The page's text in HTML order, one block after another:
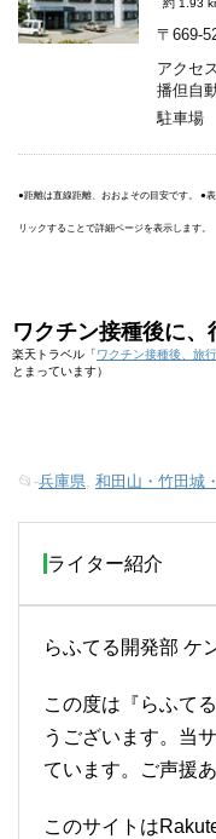
約 1.93
〒669-
アクセ
播但自
駐車場
●距離は直線距離、おおよその目安です。 ●
リックすることで詳細ページを表示します。
ワクチン接種後に
楽天トラベル「ワクチン接種後、旅
とまっています）
📂-兵庫県, 和田山・竹田城
ライター紹介
らふてる開発部 ケ
この度は『らふて
うございます。当
ています。ご声援
このサイトは